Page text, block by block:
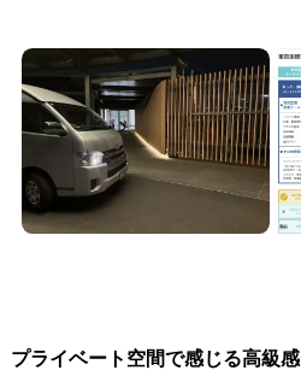
プライベート空間で感じる高級感